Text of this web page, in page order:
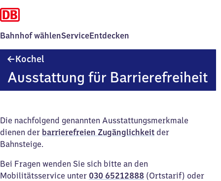
Bahnhof wählenServiceEntdecken
Kochel
Ausstattung für Barrierefreiheit
Die nachfolgend genannten Ausstattungsmerkmale
dienen der barrierefreien Zugänglichkeit der
Bahnsteige.
Bei Fragen wenden Sie sich bitte an den
Mobilitätsservice unter 030 65212888 (Ortstarif) oder